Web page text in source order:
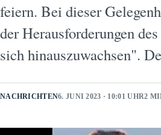
feiern. Bei dieser
der Herausforderungen
sich hinauszuwachsen".
NACHRICHTEN6. JUNI 2023 · 10:01 UHR2